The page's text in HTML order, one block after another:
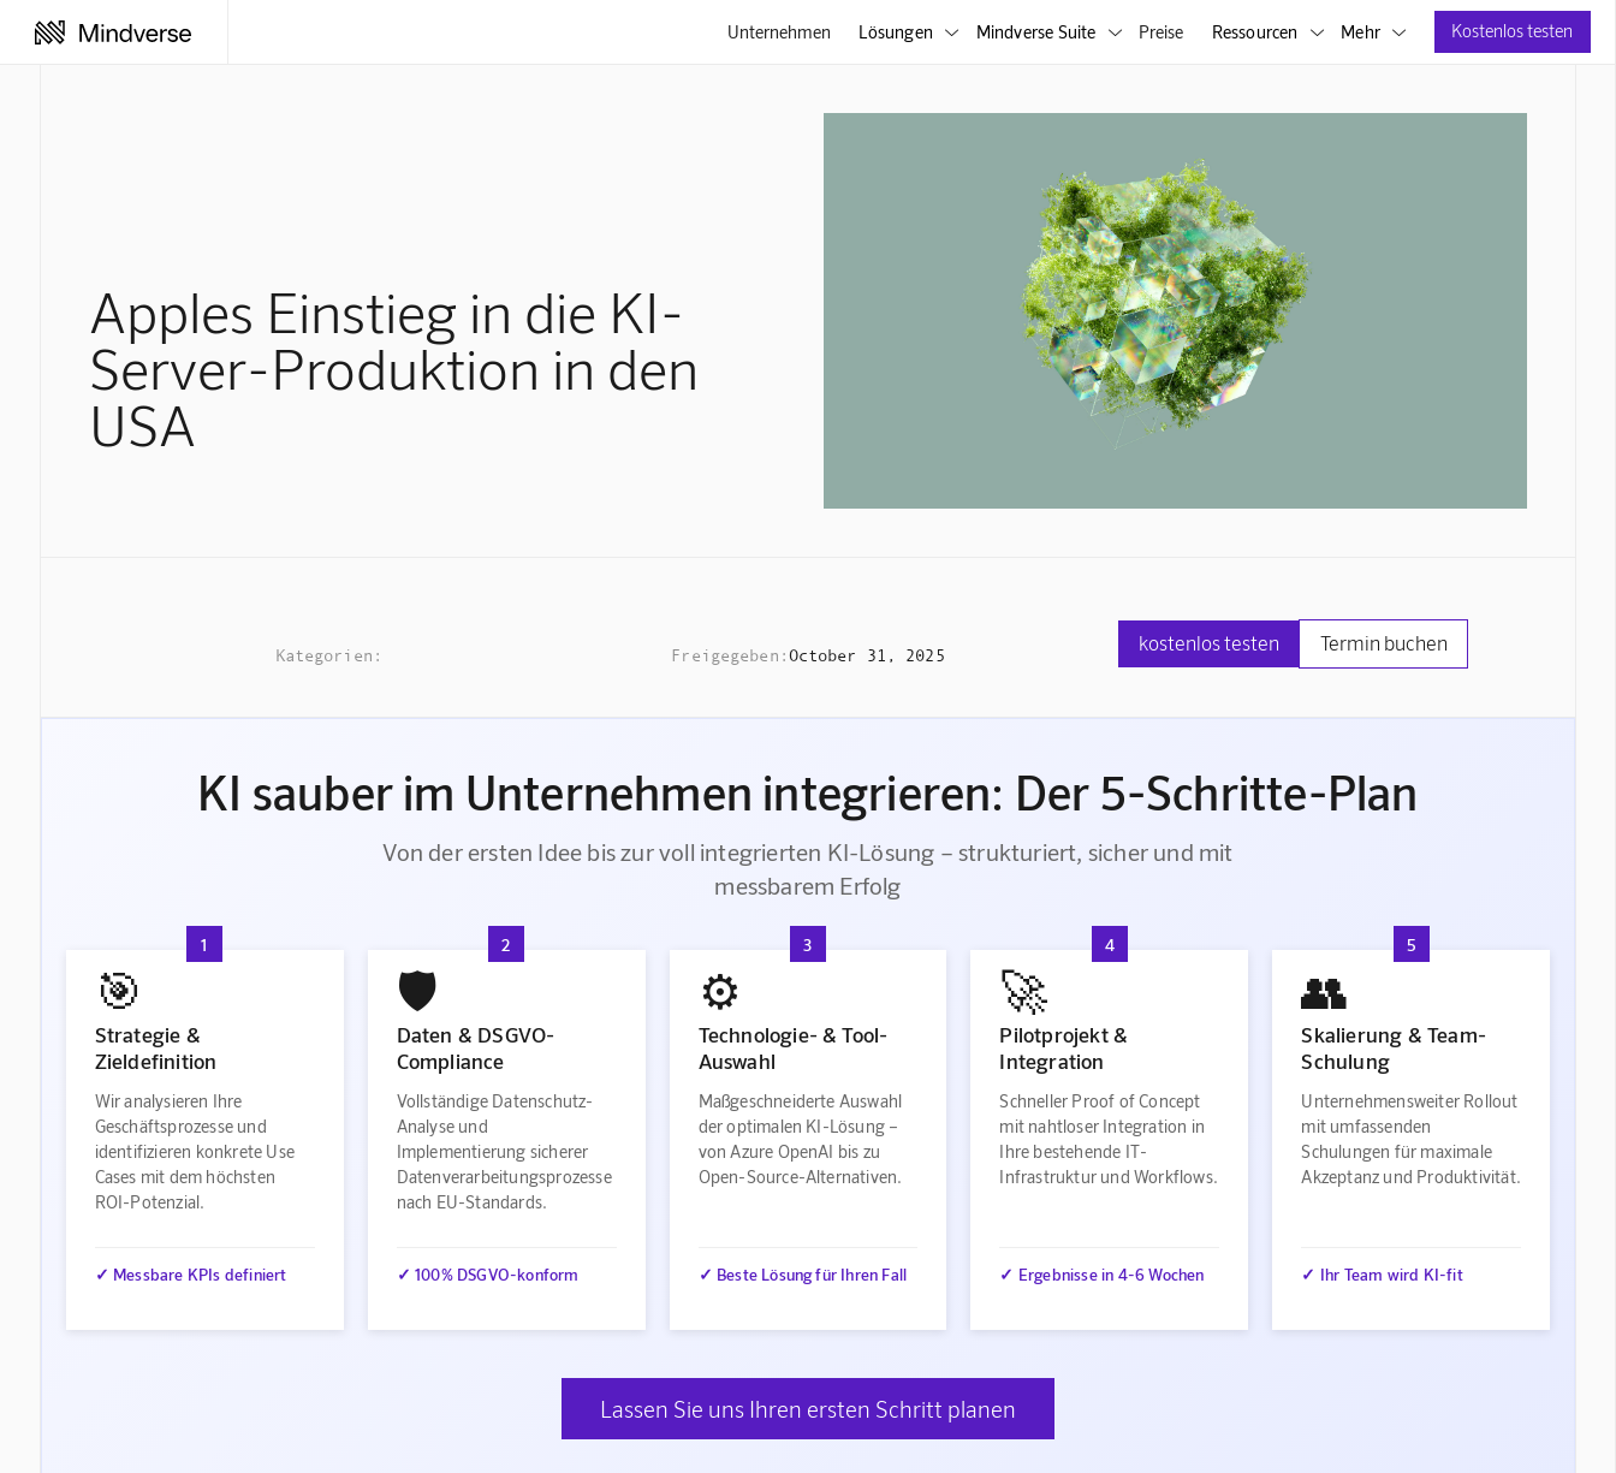
Unternehmen Lösungen  Mindverse Suite  Preise Ressourcen  Mehr  Kostenlos testen
Apples Einstieg in die KI-
Server-Produktion in den
USA
Kategorien: Freigegeben:October 31, 2025
kostenlos testen Termin buchen
KI sauber im Unternehmen integrieren: Der 5-Schritte-Plan
Von der ersten Idee bis zur voll integrierten KI-Lösung – strukturiert, sicher und mit
messbarem Erfolg
1
🎯
Strategie &
Zieldefinition
Wir analysieren Ihre
Geschäftsprozesse und
identifizieren konkrete Use
Cases mit dem höchsten
ROI-Potenzial.
✓ Messbare KPIs definiert
2
🛡️
Daten & DSGVO-
Compliance
Vollständige Datenschutz-
Analyse und
Implementierung sicherer
Datenverarbeitungsprozesse
nach EU-Standards.
✓ 100% DSGVO-konform
3
⚙️
Technologie- & Tool-
Auswahl
Maßgeschneiderte Auswahl
der optimalen KI-Lösung –
von Azure OpenAI bis zu
Open-Source-Alternativen.
✓ Beste Lösung für Ihren Fall
4
🚀
Pilotprojekt &
Integration
Schneller Proof of Concept
mit nahtloser Integration in
Ihre bestehende IT-
Infrastruktur und Workflows.
✓ Ergebnisse in 4-6 Wochen
5
👥
Skalierung & Team-
Schulung
Unternehmensweiter Rollout
mit umfassenden
Schulungen für maximale
Akzeptanz und Produktivität.
✓ Ihr Team wird KI-fit
Lassen Sie uns Ihren ersten Schritt planen